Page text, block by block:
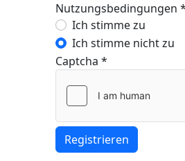
Nutzungsbedingungen *
Ich stimme zu
Ich stimme nicht zu
Captcha *
Registrieren